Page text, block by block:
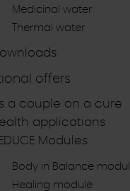
Medicinal water
Thermal water
offers
a couple on a cure
applications
Modules
Body in Balance
Healing module